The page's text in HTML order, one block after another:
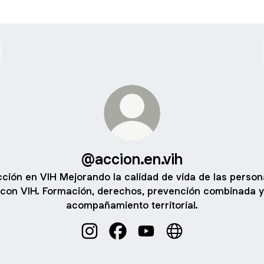
@accion.en.vih
en VIH Mejorando la calidad de vida de las
con VIH. Formación, derechos, prevención combinada y
acompañamiento territorial.